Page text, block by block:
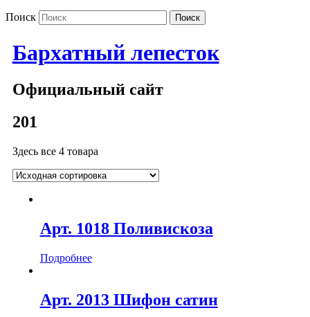
Поиск
Бархатный лепесток
Официальный сайт
201
Здесь все 4 товара
Арт. 1018 Поливискоза
Подробнее
Арт. 2013 Шифон сатин